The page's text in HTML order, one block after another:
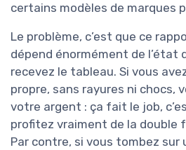
certains modèles de marques
Le problème, c’est que ce
dépend énormément de l’état
recevez le tableau. Si vous
propre, sans rayures ni chocs,
votre argent : ça fait le job,
profitez vraiment de la double
Par contre, si vous tombez sur